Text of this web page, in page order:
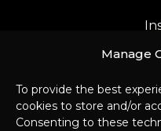
Manage
To provide the best
cookies to store and/or
Consenting to these